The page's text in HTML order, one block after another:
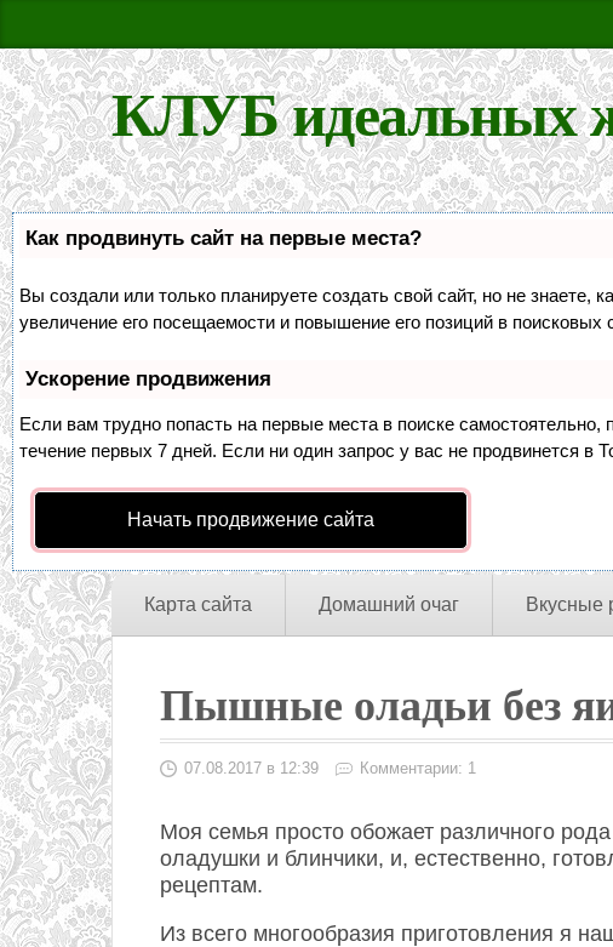
КЛУБ идеальных
Как продвинуть сайт на первые места?
Вы создали или только планируете создать свой сайт, но не
увеличение его посещаемости и повышение его позиций в поисковых
Ускорение продвижения
Если вам трудно попасть на первые места в поиске самостоятельно,
течение первых 7 дней. Если ни один запрос у вас не продвинется в
Начать продвижение сайта
Карта сайта Домашний очаг Вкусные
Пышные оладьи без
07.08.2017 в 12:39 Комментарии: 1
Моя семья просто обожает различного рода
оладушки и блинчики, и, естественно,
рецептам.
Из всего многообразия приготовления я